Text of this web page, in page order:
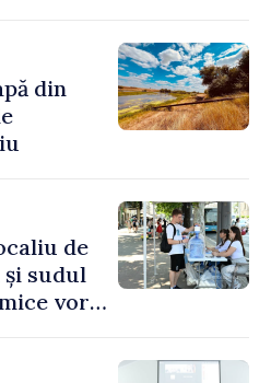
din
de
sudul
vor